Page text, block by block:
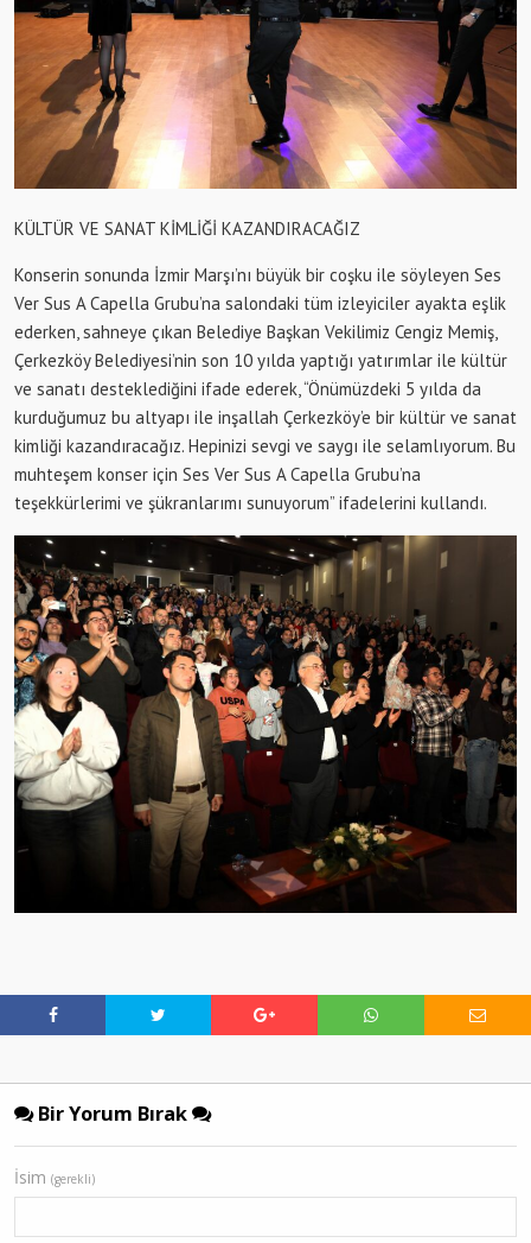
KÜLTÜR VE SANAT KİMLİĞİ KAZANDIRACAĞIZ
Konserin sonunda İzmir Marşı’nı büyük bir coşku ile söyleyen Ses
Ver Sus A Capella Grubu’na salondaki tüm izleyiciler ayakta eşlik
ederken, sahneye çıkan Belediye Başkan Vekilimiz Cengiz Memiş,
Çerkezköy Belediyesi’nin son 10 yılda yaptığı yatırımlar ile kültür
ve sanatı desteklediğini ifade ederek, “Önümüzdeki 5 yılda da
kurduğumuz bu altyapı ile inşallah Çerkezköy’e bir kültür ve sanat
kimliği kazandıracağız. Hepinizi sevgi ve saygı ile selamlıyorum. Bu
muhteşem konser için Ses Ver Sus A Capella Grubu’na
teşekkürlerimi ve şükranlarımı sunuyorum” ifadelerini kullandı.
Bir Yorum Bırak
İsim (gerekli)